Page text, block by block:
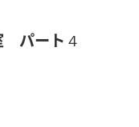
パート４